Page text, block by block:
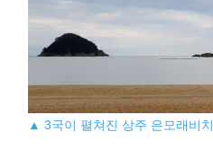
▲ 3국이 펼쳐진 상주 은모래비치.